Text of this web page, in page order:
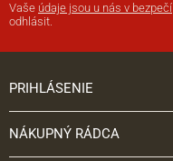
Vaše údaje jsou u nás v bezpečí
odhlásit.
PRIHLÁSENIE
NÁKUPNÝ RÁDCA